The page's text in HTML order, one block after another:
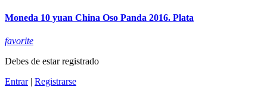
Moneda 10 yuan China Oso Panda 2016. Plata
favorite
Debes de estar registrado
Entrar| Registrarse